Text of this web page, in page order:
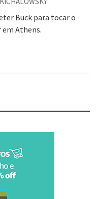
Buck para tocar o
Athens.